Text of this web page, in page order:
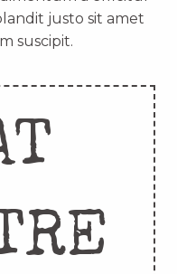
justo sit amet
suscipit.